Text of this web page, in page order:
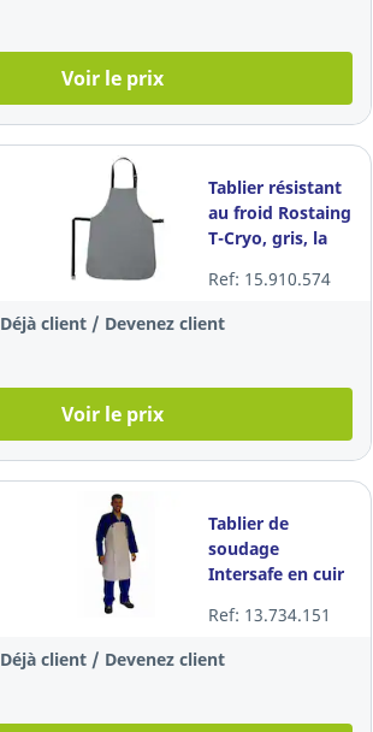
Voir le prix
Tablier résistant
au froid Rostaing
T-Cryo, gris, la
Ref: 15.910.574
Déjà client / Devenez client
Voir le prix
Tablier de
soudage
Intersafe en cuir
130 cm, la pièce
Ref: 13.734.151
Déjà client / Devenez client